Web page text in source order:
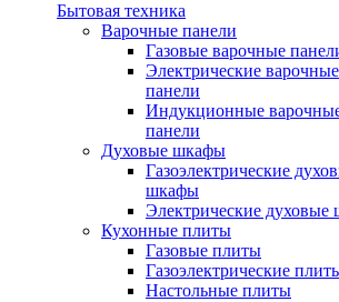
Бытовая техника
Варочные панели
Газовые варочные
Электрические варочные
панели
Индукционные
панели
Духовые шкафы
Газоэлектрические
шкафы
Электрические
Кухонные плиты
Газовые плиты
Газоэлектрические
Настольные плиты